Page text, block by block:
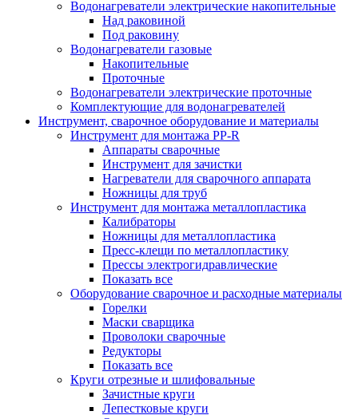
Водонагреватели электрические накопительные
Над раковиной
Под раковину
Водонагреватели газовые
Накопительные
Проточные
Водонагреватели электрические проточные
Комплектующие для водонагревателей
Инструмент, сварочное оборудование и материалы
Инструмент для монтажа PP-R
Аппараты сварочные
Инструмент для зачистки
Нагреватели для сварочного аппарата
Ножницы для труб
Инструмент для монтажа металлопластика
Калибраторы
Ножницы для металлопластика
Пресс-клещи по металлопластику
Прессы электрогидравлические
Показать все
Оборудование сварочное и расходные материалы
Горелки
Маски сварщика
Проволоки сварочные
Редукторы
Показать все
Круги отрезные и шлифовальные
Зачистные круги
Лепестковые круги